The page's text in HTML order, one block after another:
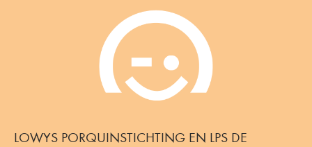
LOWYS PORQUINSTICHTING EN LPS DE